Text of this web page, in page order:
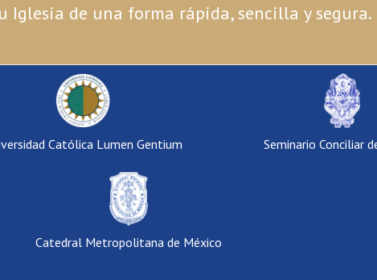
Iglesia de una forma rápida, sencilla y segura.
Católica Lumen Gentium Seminario Conciliar
Catedral Metropolitana de México